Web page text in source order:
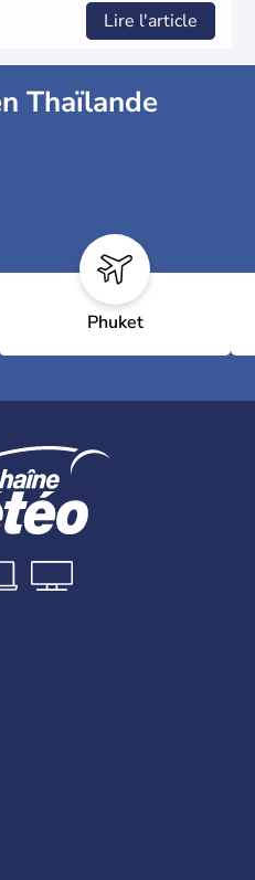
Lire l'article
Thaïlande
Phuket